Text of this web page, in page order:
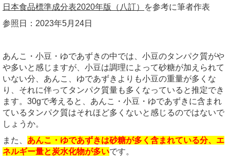
日本食品標準成分表2020年版（八訂）
を参考に筆者作表
参照日：2023年5月24日
あんこ・小豆・ゆであずきの中では、小豆のタンパク質がや
や多いと感じますが、小豆は調理によって砂糖が加えられて
いない分、あんこ、ゆであずきよりも小豆の重量が多くな
り、それに伴ってタンパク質量も多くなっていると推定でき
ます。30gで考えると、あんこ・小豆・ゆであずきに含まれ
ているタンパク質はそれほど多くないと感じるのではないで
しょうか。
また、 あんこ・ゆであずきは砂糖が多く含まれている分、エ
ネルギー量と炭水化物が多いです。